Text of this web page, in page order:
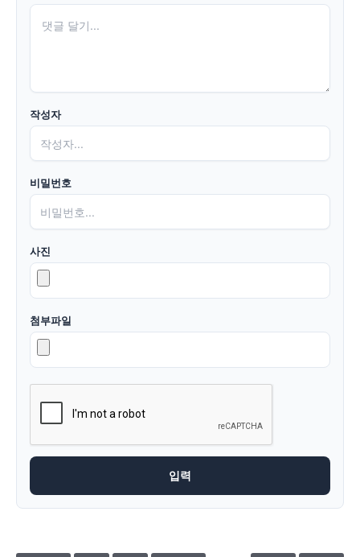
작성자
비밀번호
사진
첨부파일